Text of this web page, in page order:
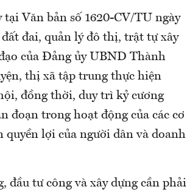
Văn bản số 1620-CV/TU ngày
đai, quản lý đô thị, trật tự xây
của Đảng ủy UBND Thành
thị xã tập trung thực hiện
đồng thời, duy trì kỷ cương
đoạn trong hoạt động của các cơ
lợi của người dân và doanh
đầu tư công và xây dựng cần phải